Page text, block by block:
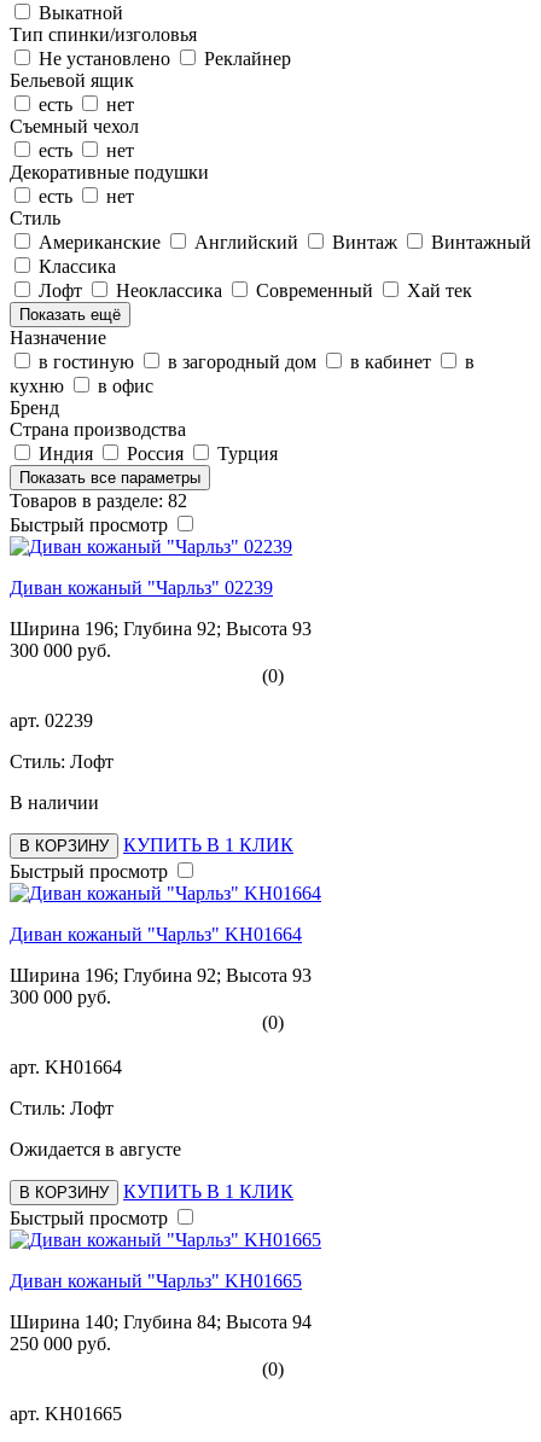
Выкатной
Тип спинки/изголовья
Не установлено
Реклайнер
Бельевой ящик
есть
нет
Съемный чехол
есть
нет
Декоративные подушки
есть
нет
Стиль
Американские
Английский Винтаж
Винтажный
Классика
Лофт
Неоклассика Современный Хай тек
Показать ещё
Назначение
в гостиную
в загородный дом в кабинет
в
кухню
в офис
Бренд
Страна производства
Индия
Россия Турция
Показать все параметры
Товаров в разделе: 82
Быстрый просмотр
Диван кожаный "Чарльз" 02239
Ширина 196; Глубина 92; Высота 93
300 000 руб.
(0)
арт. 02239
Стиль: Лофт
В наличии
В КОРЗИНУ
КУПИТЬ В 1 КЛИК
Быстрый просмотр
Диван кожаный "Чарльз" KH01664
Ширина 196; Глубина 92; Высота 93
300 000 руб.
(0)
арт. KH01664
Стиль: Лофт
Ожидается в августе
В КОРЗИНУ
КУПИТЬ В 1 КЛИК
Быстрый просмотр
Диван кожаный "Чарльз" KH01665
Ширина 140; Глубина 84; Высота 94
250 000 руб.
(0)
арт. KH01665